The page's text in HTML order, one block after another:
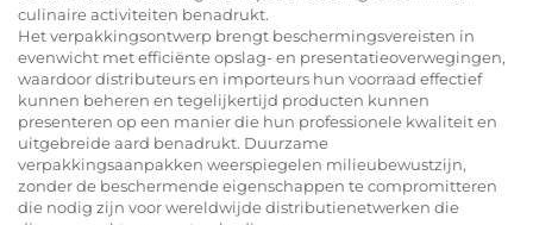
culinaire activiteiten benadrukt.
Het verpakkingsontwerp brengt beschermingsvereisten in
evenwicht met efficiënte opslag- en presentatieoverwegingen,
waardoor distributeurs en importeurs hun voorraad effectief
kunnen beheren en tegelijkertijd producten kunnen
presenteren op een manier die hun professionele kwaliteit en
uitgebreide aard benadrukt. Duurzame
verpakkingsaanpakken weerspiegelen milieubewustzijn,
zonder de beschermende eigenschappen te compromitteren
die nodig zijn voor wereldwijde distributienetwerken die